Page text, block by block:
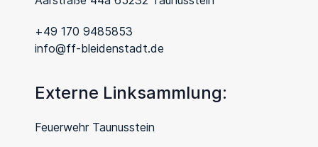
+49 170 9485853
info@ff-bleidenstadt.de
Externe Linksammlung:
Feuerwehr Taunusstein